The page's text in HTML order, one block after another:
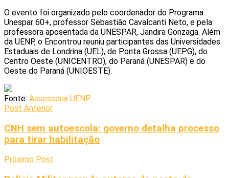
O evento foi organizado pelo coordenador do Programa
Unespar 60+, professor Sebastião Cavalcanti Neto, e pela
professora aposentada da UNESPAR, Jandira Gonzaga. Além
da UENP, o Encontrou reuniu participantes das Universidades
Estaduais de Londrina (UEL), de Ponta Grossa (UEPG), do
Centro Oeste (UNICENTRO), do Paraná (UNESPAR) e do
Oeste do Paraná (UNIOESTE).
Fonte: Assessoria UENP
Post Anterior
CNH sem autoescola: governo detalha processo
para tirar habilitação
Próximo Post